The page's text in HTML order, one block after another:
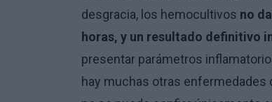
desgracia, los hemocultivos no
horas, y un resultado definitivo
presentar parámetros
hay muchas otras enfermedades